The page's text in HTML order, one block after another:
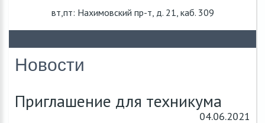
вт,пт: Нахимовский пр-т, д. 21, каб. 309
Новости
Приглашение для техникума
04.06.2021